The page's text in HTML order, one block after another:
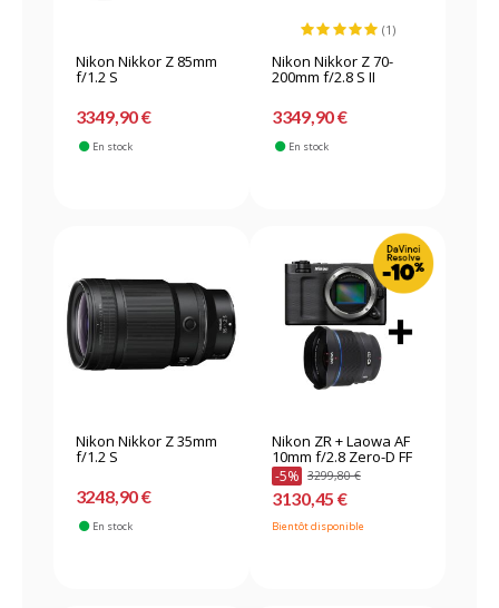
Nikon Nikkor Z 85mm
f/1.2 S
3349,90 €
En stock
(1)
Nikon Nikkor Z 70-
200mm f/2.8 S II
3349,90 €
En stock
Nikon Nikkor Z 35mm
f/1.2 S
3248,90 €
En stock
Nikon ZR + Laowa AF
10mm f/2.8 Zero-D FF
-5% 3299,80 €
3130,45 €
Bientôt disponible